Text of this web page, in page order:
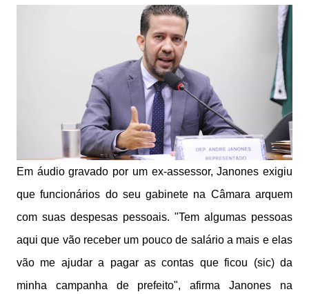
Em áudio gravado por um ex-assessor, Janones exigiu
que funcionários do seu gabinete na Câmara arquem
com suas despesas pessoais. "Tem algumas pessoas
aqui que vão receber um pouco de salário a mais e elas
vão me ajudar a pagar as contas que ficou (sic) da
minha campanha de prefeito", afirma Janones na